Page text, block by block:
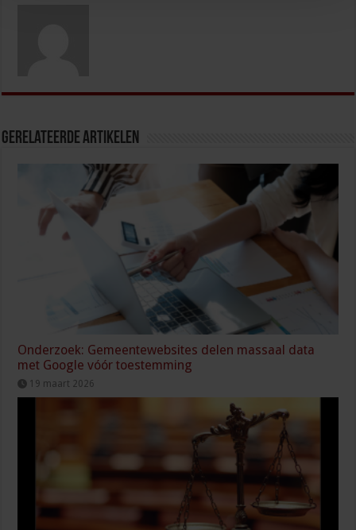
Gerelateerde Artikelen
Onderzoek: Gemeentewebsites delen massaal data
met Google vóór toestemming
19 maart 2026